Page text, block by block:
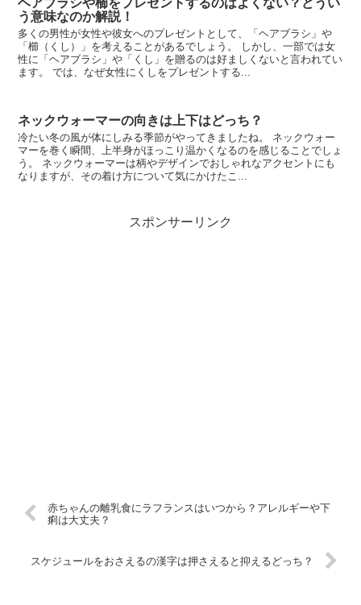
ヘアブラシや櫛をプレゼントするのはよくない？どうい
う意味なのか解説！
多くの男性が女性や彼女へのプレゼントとして、「ヘアブラシ」や
「櫛（くし）」を考えることがあるでしょう。 しかし、一部では女
性に「ヘアブラシ」や「くし」を贈るのは好ましくないと言われてい
ます。 では、なぜ女性にくしをプレゼントする...
ネックウォーマーの向きは上下はどっち？
冷たい冬の風が体にしみる季節がやってきましたね。 ネックウォー
マーを巻く瞬間、上半身がほっこり温かくなるのを感じることでしょ
う。 ネックウォーマーは柄やデザインでおしゃれなアクセントにも
なりますが、その着け方について気にかけたこ...
スポンサーリンク
赤ちゃんの離乳食にラフランスはいつから？アレルギーや下
痢は大丈夫？
スケジュールをおさえるの漢字は押さえると抑えるどっち？